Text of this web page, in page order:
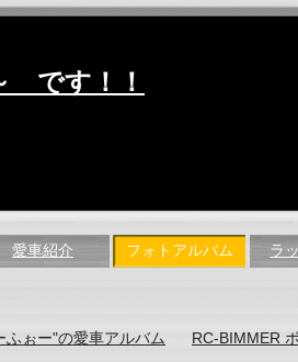
です！！
愛車紹介 フォトアルバム ラ
ふぉー"の愛車アルバム RC-BIMMER